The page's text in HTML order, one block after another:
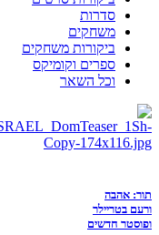
סדרות
משחקים
ביקורות משחקים
ספרים וקומיקס
וכל השאר
תור: אהבה
ורעם בטריילר
ופוסטר חדשים